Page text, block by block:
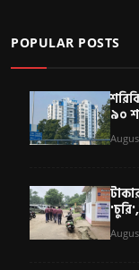
POPULAR POSTS
৯০